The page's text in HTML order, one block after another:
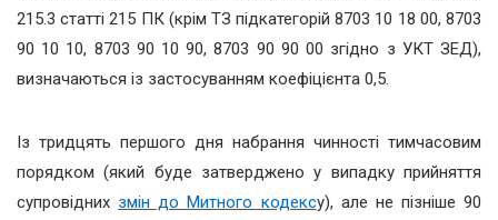
215.3 статті 215 ПК (крім ТЗ підкатегорій 8703 10 18 00, 8703
90 10 10, 8703 90 10 90, 8703 90 90 00 згідно з УКТ ЗЕД),
визначаються із застосуванням коефіцієнта 0,5.
Із тридцять першого дня набрання чинності тимчасовим
порядком (який буде затверджено у випадку прийняття
супровідних змін до Митного кодексу), але не пізніше 90